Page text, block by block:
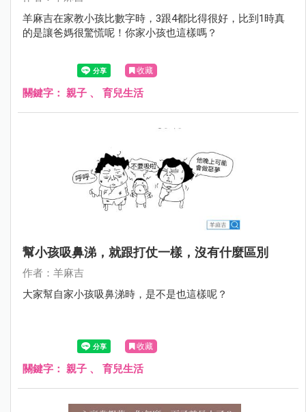
羊麻吉在家教小孩比數字時，3跟4都比得很好，比到1時真
的是讓爸媽很驚慌呢！你家小孩也這樣嗎？
收藏
關鍵字： 親子 、 育兒生活
幫小孩吸鼻涕，就跟打仗一樣，沒有什麼區別
作者：羊麻吉
大家幫自家小孩吸鼻涕時，是不是也這樣呢？
收藏
關鍵字： 親子 、 育兒生活